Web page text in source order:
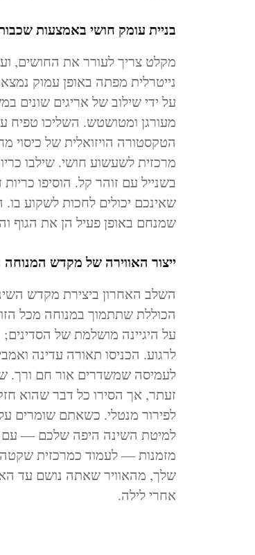
בניית עומק חושי באמצעות
מקלט צריך לעורר את החושים,
נייטרלית מפתה באופן עמוק
על ידי שילוב של אריגים שונים
מעורגן ומטושטש. השליכו טפיח
הטקסטורה הויזואלית של
מרכזית לשעשוע חושי. שילבו
בשנייל עם זוהר קל. הוסיפו
שאינכם יכולים לחכות לשקוע
שמנחם באופן פעיל הן את הגוף
ייצור האווירה של מקדש
השלב האחרון ביצירת מקדש
הכוללת שתתמוך במנוחה מכל
על היגיינה מושלמת של
לעמיסה שמשדרים אור חם ורך.
זעתר, אך הסירו כל דבר שהוא
לפירור מנטלי. כשאתם שומרים
למיטת השינה היפה שלכם — עם
מזמנות — לעמוד כמרכזית
שלך, מהאוויר שאתה נושם עד
אחרי לילה.